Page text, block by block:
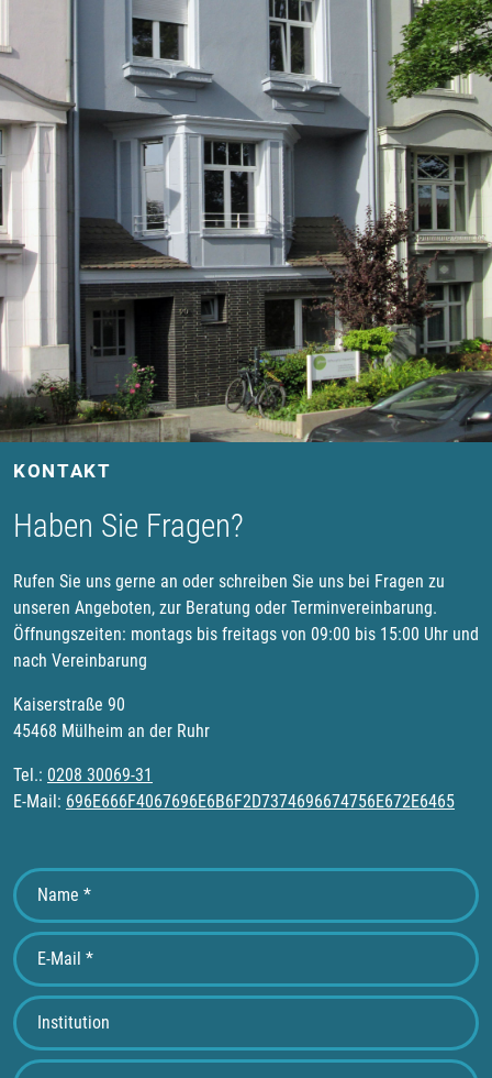
KONTAKT
Haben Sie Fragen?
Rufen Sie uns gerne an oder schreiben Sie uns bei Fragen zu
unseren Angeboten, zur Beratung oder Terminvereinbarung.
Öffnungszeiten: montags bis freitags von 09:00 bis 15:00 Uhr und
nach Vereinbarung
Kaiserstraße 90
45468 Mülheim an der Ruhr
Tel.: 0208 30069-31
E-Mail: 696E666F4067696E6B6F2D7374696674756E672E6465